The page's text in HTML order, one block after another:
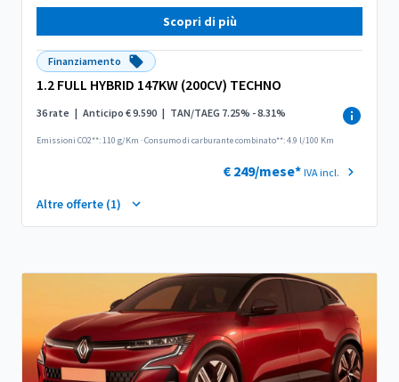
Scopri di più
Finanziamento
1.2 FULL HYBRID 147KW (200CV) TECHNO
36 rate | Anticipo € 9.590 | TAN/TAEG 7.25% - 8.31%
Emissioni CO2**: 110 g/Km ·Consumo di carburante combinato**: 4.9 l/100 Km
€ 249/mese* IVA incl.
Altre offerte (1)